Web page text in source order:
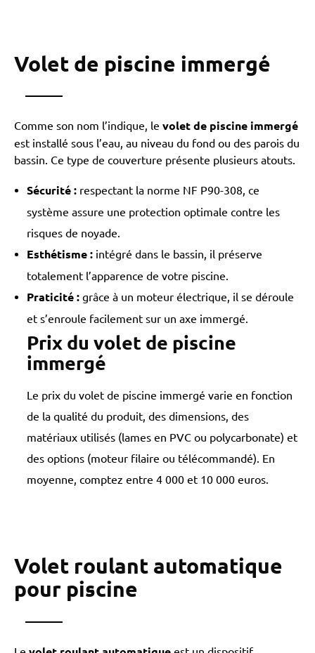
Volet de piscine immergé
Comme son nom l’indique, le volet de piscine immergé
est installé sous l’eau, au niveau du fond ou des parois du
bassin. Ce type de couverture présente plusieurs atouts.
Sécurité :respectant la norme NF P90-308, ce
système assure une protection optimale contre les
risques de noyade.
Esthétisme :intégré dans le bassin, il préserve
totalement l’apparence de votre piscine.
Praticité :grâce à un moteur électrique, il se déroule
et s’enroule facilement sur un axe immergé.
Prix du volet de piscine
immergé
Le prix du volet de piscine immergé varie en fonction
de la qualité du produit, des dimensions, des
matériaux utilisés (lames en PVC ou polycarbonate) et
des options (moteur filaire ou télécommandé). En
moyenne, comptez entre 4 000 et 10 000 euros.
Volet roulant automatique
pour piscine